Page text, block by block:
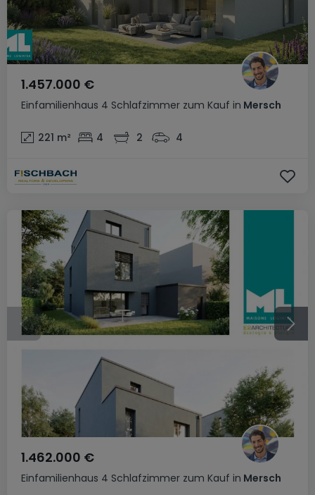
Einfamilienhaus 4 Schlafzimmer zum Kauf in Mersch
1.457.000 €
221 m² 4 2 4
Einfamilienhaus 4 Schlafzimmer zum Kauf in Mersch
1.462.000 €